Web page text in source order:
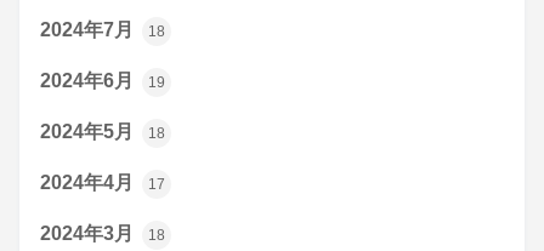
2024年7月 18
2024年6月 19
2024年5月 18
2024年4月 17
2024年3月 18